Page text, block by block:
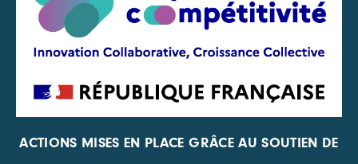
ACTIONS MISES EN PLACE GRÂCE AU SOUTIEN DE